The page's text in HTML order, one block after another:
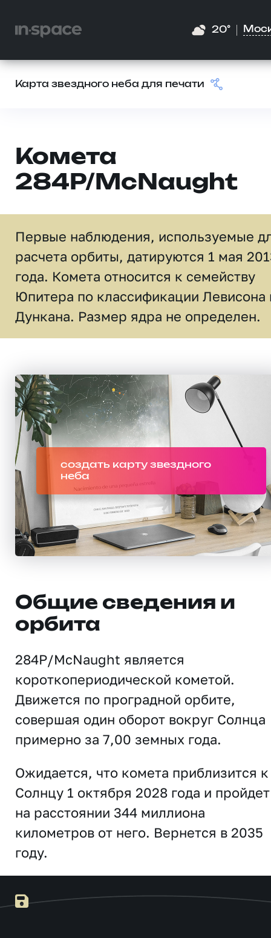
20°
Карта звездного неба для печати
Комета
284P/McNaught
Первые наблюдения, используемые
расчета орбиты, датируются 1 мая
года. Комета относится к семейству
Юпитера по классификации Левисона
Дункана. Размер ядра не определен.
создать карту звездного
неба
Общие сведения и
орбита
284P/McNaught является
короткопериодической кометой.
Движется по проградной орбите,
совершая один оборот вокруг Солнца
примерно за 7,00 земных года.
Ожидается, что комета приблизится к
Солнцу 1 октября 2028 года и пройдет
на расстоянии 344 миллиона
километров от него. Вернется в 2035
году.